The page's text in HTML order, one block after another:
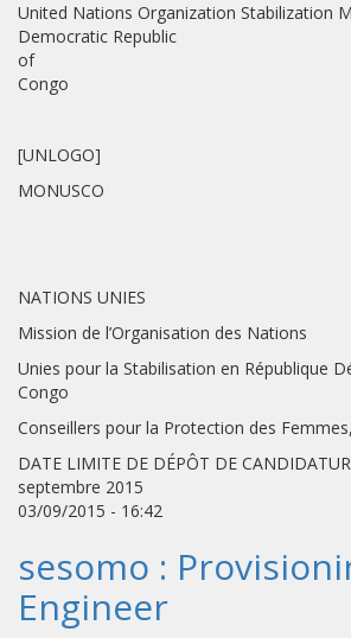
United Nations Organization Stabilization
Democratic Republic
of
Congo
[UNLOGO]
MONUSCO
NATIONS UNIES
Mission de l’Organisation des Nations
Unies pour la Stabilisation en République
Congo
Conseillers pour la Protection des
DATE LIMITE DE DÉPÔT DE
septembre 2015
03/09/2015 - 16:42
sesomo :
Engineer